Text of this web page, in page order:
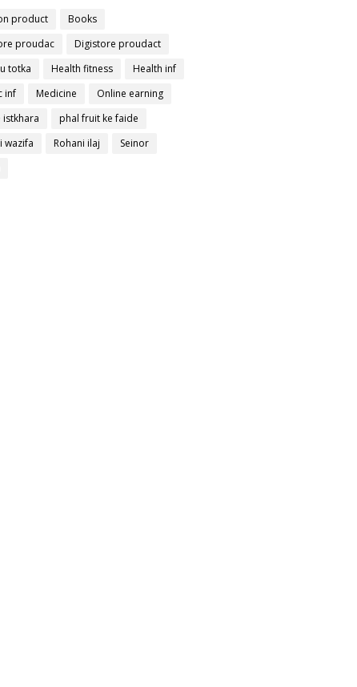
product
Books
proudac
Digistore proudact
totka
Health fitness
Health inf
inf
Medicine
Online earning
istkhara
phal fruit ke faide
wazifa
Rohani ilaj
Seinor